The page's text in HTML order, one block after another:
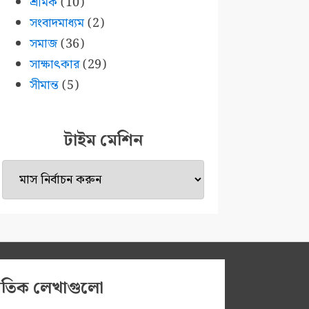
সংবাদমাধ্যম(2)
সমাজ(36)
সাক্ষাৎকার(29)
সীমান্ত(5)
টাইম মেশিন
টাইম
মেশিন
লেখাগুলো